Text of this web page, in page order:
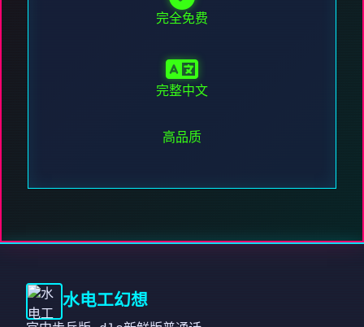
完全免费
完整中文
高品质
水电工幻想